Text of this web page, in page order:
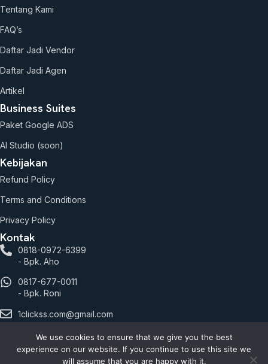
Tentang Kami
FAQ’s
Daftar Jadi Vendor
Daftar Jadi Agen
Artikel
Business Suites
Paket Google ADS
AI Studio (soon)
Kebijakan
Refund Policy
Terms and Conditions
Privacy Policy
Kontak
0818-0972-6399
- Bpk. Aho
0817-677-0011
- Bpk. Roni
1clickss.com@gmail.com
Jalan Hayam Wuruk.127 lantai 2 Blok C9 No. 7, RT.1/RW.6,
Mangga Besar, Kec. Taman Sari, Kota Jakarta Barat, Daerah
Khusus Ibukota Jakarta 11180
We use cookies to ensure that we give you the best
experience on our website. If you continue to use this site we
will assume that you are happy with it.